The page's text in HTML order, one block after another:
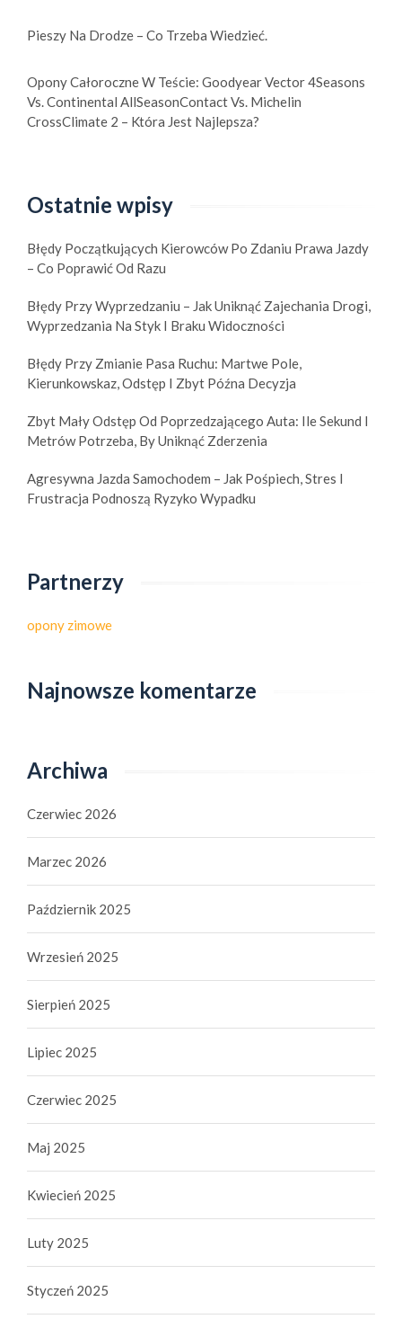
Pieszy Na Drodze – Co Trzeba Wiedzieć.
Opony Całoroczne W Teście: Goodyear Vector 4Seasons
Vs. Continental AllSeasonContact Vs. Michelin
CrossClimate 2 – Która Jest Najlepsza?
Ostatnie wpisy
Błędy Początkujących Kierowców Po Zdaniu Prawa Jazdy
– Co Poprawić Od Razu
Błędy Przy Wyprzedzaniu – Jak Uniknąć Zajechania Drogi,
Wyprzedzania Na Styk I Braku Widoczności
Błędy Przy Zmianie Pasa Ruchu: Martwe Pole,
Kierunkowskaz, Odstęp I Zbyt Późna Decyzja
Zbyt Mały Odstęp Od Poprzedzającego Auta: Ile Sekund I
Metrów Potrzeba, By Uniknąć Zderzenia
Agresywna Jazda Samochodem – Jak Pośpiech, Stres I
Frustracja Podnoszą Ryzyko Wypadku
Partnerzy
opony zimowe
Najnowsze komentarze
Archiwa
Czerwiec 2026
Marzec 2026
Październik 2025
Wrzesień 2025
Sierpień 2025
Lipiec 2025
Czerwiec 2025
Maj 2025
Kwiecień 2025
Luty 2025
Styczeń 2025